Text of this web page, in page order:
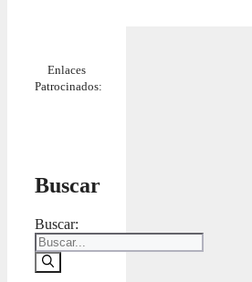
Enlaces
Patrocinados:
Buscar
Buscar: